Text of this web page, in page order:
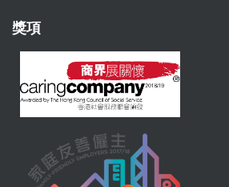
獎項